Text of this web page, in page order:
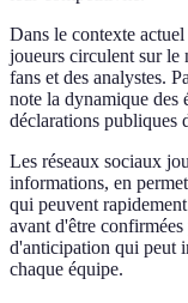
Dans le contexte
joueurs circulent sur le
fans et des analystes.
note la dynamique des
déclarations publiques
Les réseaux sociaux
informations, en
qui peuvent
avant d'être
d'anticipation qui peut
chaque équipe.